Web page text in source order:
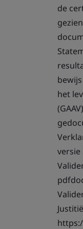
de
het
versie